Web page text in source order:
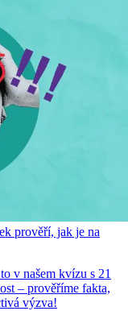
prověří, jak je na
v našem kvízu s 21
– prověříme fakta,
výzva!